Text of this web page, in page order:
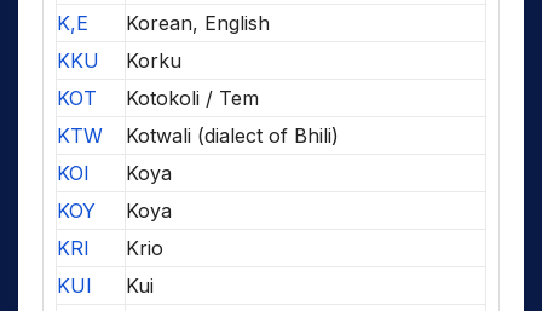
K,E
Korean, English
KKU
Korku
KOT
Kotokoli / Tem
KTW
Kotwali (dialect of Bhili)
KOI
Koya
KOY
Koya
KRI
Krio
KUI
Kui